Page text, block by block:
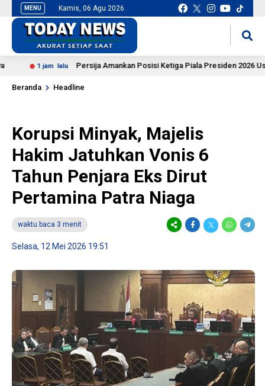
MENU Kamis, 06 Agu 2026
1 jam lalu Persija Amankan Posisi Ketiga Piala Presiden 2026 Usai
Beranda Headline
Korupsi Minyak, Majelis
Hakim Jatuhkan Vonis 6
Tahun Penjara Eks Dirut
Pertamina Patra Niaga
waktu baca 3 menit
Selasa, 12 Mei 2026 19:51
1 tahun lalu
Banyak Gugatan di
Pilkada 2024, Legislator
Ragukan SDM Bawaslu
10 bulan lalu
KPU
Keputusan
Capres-